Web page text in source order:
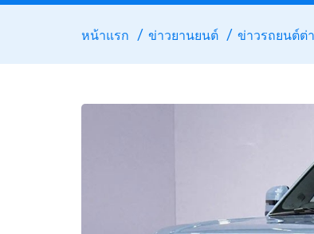
หน้าแรก ข่าวยานยนต์ ข่าวรถยนต์ต่